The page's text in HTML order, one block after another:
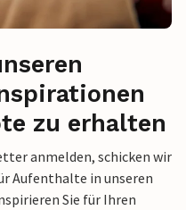
zu erhalten
anmelden, schicken wir
Aufenthalte in unseren
Sie für Ihren